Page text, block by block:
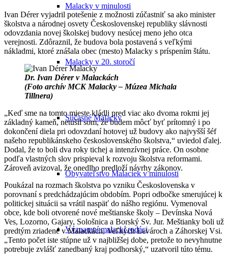
Malacky v minulosti
Malacky v 20. storočí
Súčasné Malacky
Obyvateľstvo Malaciek v minulosti
Významní malackí rodáci
Ivan Dérer vyjadril potešenie z možnosti zúčastniť sa ako minister
školstva a národnej osvety Československej republiky slávnosti
odovzdania novej školskej budovy nesúcej meno jeho otca
verejnosti. Zdôraznil, že budova bola postavená s veľkými
nákladmi, ktoré znášala obec (mesto) Malacky s príspením štátu.
Dr. Ivan Dérer v Malackách
(Foto archív MCK Malacky – Múzea Michala
Tillnera)
„Keď sme na tomto mieste kládli pred viac ako dvoma rokmi jej
základný kameň, netušil som, že budem môcť byť prítomný i po
dokončení diela pri odovzdaní hotovej už budovy ako najvyšší šéf
našeho republikánskeho československého školstva,“ uviedol ďalej.
Dodal, že to boli dva roky tichej a intenzívnej práce. On osobne
podľa vlastných slov prispieval k rozvoju školstva reformami.
Zároveň avizoval, že onedlho predloží návrhy zákonov.
Poukázal na rozmach školstva po vzniku Československa v
porovnaní s predchádzajúcim obdobím. Popri odbočke smerujúcej k
politickej situácii sa vrátil naspäť do nášho regiónu. Vymenoval
obce, kde boli otvorené nové meštianske školy – Devínska Nová
Ves, Lozorno, Gajary, Sološnica a Borský Sv. Jur. Meštianky boli už
predtým zriadené v Malackách, Veľkých Levároch a Záhorskej Vsi.
„Tento počet iste stúpne už v najbližšej dobe, pretože to nevyhnutne
potrebuje zvlášť zanedbaný kraj podhorský,“ uzatvoril túto tému.